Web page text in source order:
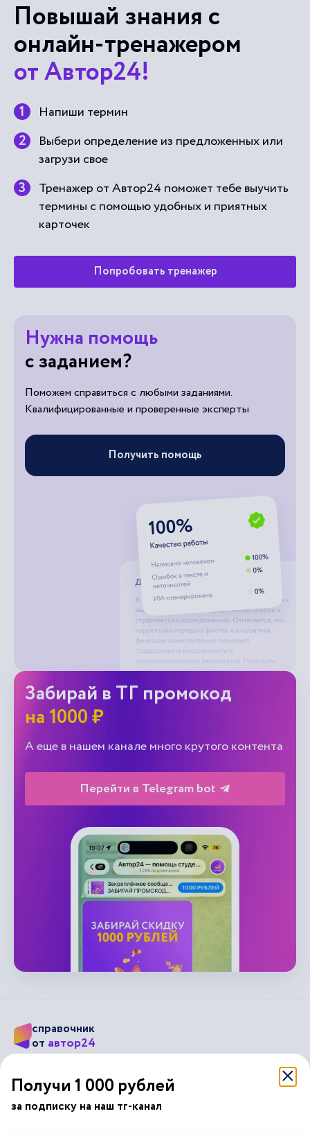
Повышай знания с
онлайн-тренажером
от Автор24!
Напиши термин
Выбери определение из предложенных или
загрузи свое
Тренажер от Автор24 поможет тебе выучить
термины с помощью удобных и приятных
карточек
Попробовать тренажер
Нужна помощь
с заданием?
Поможем справиться с любыми заданиями.
Квалифицированные и проверенные эксперты
Получить помощь
Забирай в ТГ промокод
на 1000 ₽
А еще в нашем канале много крутого контента
Перейти в Telegram bot
справочник
от автор24
Подписывайся на наши соц. сети
Получи 1 000 рублей
за подписку на наш тг-канал